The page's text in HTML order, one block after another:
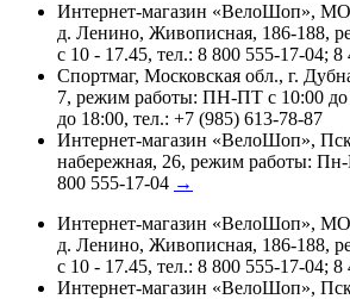
Интернет-магазин «ВелоШоп»,
д. Ленино, Живописная, 186-188,
с 10 - 17.45, тел.: 8 800 555-17-04; 8
Спортмаг, Московская обл., г.
7, режим работы: ПН-ПТ с 10:00
до 18:00, тел.: +7 (985) 613-78-87
Интернет-магазин «ВелоШоп»,
набережная, 26, режим работы:
800 555-17-04 →
Интернет-магазин «ВелоШоп»,
д. Ленино, Живописная, 186-188,
с 10 - 17.45, тел.: 8 800 555-17-04; 8
Интернет-магазин «ВелоШоп»,